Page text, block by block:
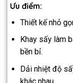
Ưu điểm:
Thiết kế nhỏ
Khay sấy làm
bền bỉ.
Dải nhiệt độ